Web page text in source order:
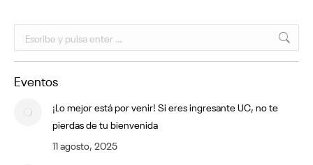
Buscar:
Eventos
¡Lo mejor está por venir! Si eres ingresante UC, no te
pierdas de tu bienvenida
11 agosto, 2025